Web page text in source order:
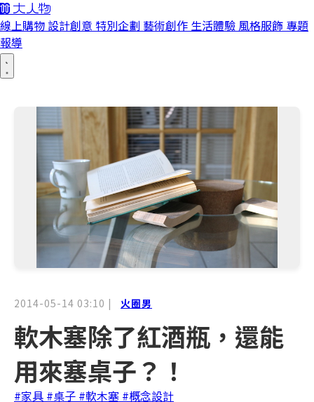
線上購物 設計創意 特別企劃 藝術創作 生活體驗 風格服飾 專題
報導
2014-05-14 03:10 | 火圈男
軟木塞除了紅酒瓶，還能
用來塞桌子？！
#家具 #桌子 #軟木塞 #概念設計